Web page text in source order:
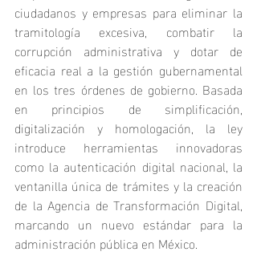
ciudadanos y empresas para eliminar la
tramitología excesiva, combatir la
corrupción administrativa y dotar de
eficacia real a la gestión gubernamental
en los tres órdenes de gobierno. Basada
en principios de simplificación,
digitalización y homologación, la ley
introduce herramientas innovadoras
como la autenticación digital nacional, la
ventanilla única de trámites y la creación
de la Agencia de Transformación Digital,
marcando un nuevo estándar para la
administración pública en México.